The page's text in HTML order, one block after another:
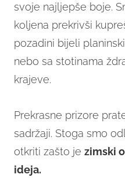
svoje najljepše boje.
koljena prekrivši
pozadini bijeli
nebo sa stotinama
krajeve.
Prekrasne prizore
sadržaji. Stoga smo
otkriti zašto je zimski
ideja.